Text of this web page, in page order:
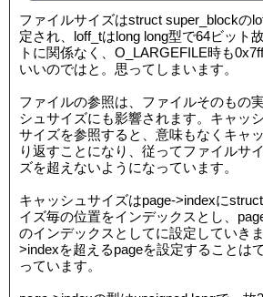
ファイルサイズはstruct super_blockの
定され、loff_tはlong long型で64ビット
トに関係なく、O_LARGEFILE時も
いいのではと。思ってしまいます。
ファイルの参照は、ファイルそのもの
シュサイズにも影響されます。キャッ
サイズを参照すると、意味もなくキャ
り返すことになり、従ってファイルサ
ズを超えないようになっています。
キャッシュサイズはpage->indexに
イズ毎の位置をインデックスとし、
のインデックスとしてに設定していき
>indexを超えるpageを設定することは
っています。